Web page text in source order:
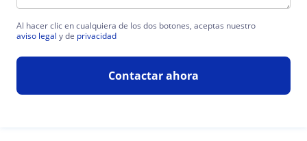
Al hacer clic en cualquiera de los dos botones, aceptas nuestro
aviso legal y de privacidad
Contactar ahora